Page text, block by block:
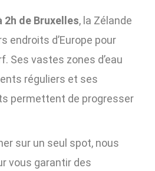
2h de Bruxelles, la Zélande
endroits d’Europe pour
Ses vastes zones d’eau
réguliers et ses
permettent de progresser
sur un seul spot, nous
vous garantir des